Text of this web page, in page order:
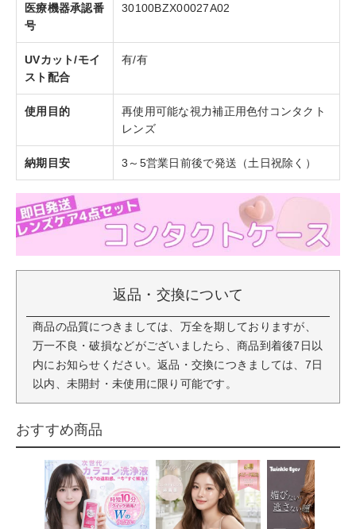
医療機器承認番
号
30100BZX00027A02
UVカット/モイ
スト配合
有/有
使用目的
再使用可能な視力補正用色付コンタクト
レンズ
納期目安 3～5営業日前後で発送（土日祝除く）
返品・交換について
商品の品質につきましては、万全を期しておりますが、
万一不良・破損などがございましたら、商品到着後7日以
内にお知らせください。返品・交換につきましては、7日
以内、未開封・未使用に限り可能です。
おすすめ商品